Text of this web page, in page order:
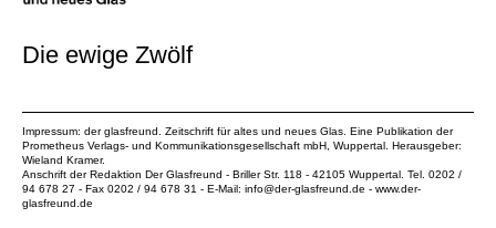
Die ewige Zwölf
Impressum: der glasfreund. Zeitschrift für altes und neues Glas. Eine Publikation der
Prometheus Verlags- und Kommunikationsgesellschaft mbH , Wuppertal. Herausgeber:
Wieland Kramer.
Anschrift der Redaktion Der Glasfreund - Briller Str. 118 - 42105 Wuppertal. Tel. 0202 /
94 678 27 - Fax 0202 / 94 678 31 - E-Mail: info@der-glasfreund.de - www.der-
glasfreund.de